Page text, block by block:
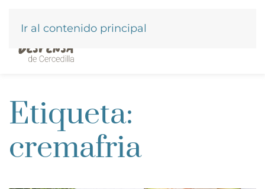
Ir al contenido principal
Etiqueta:
cremafria